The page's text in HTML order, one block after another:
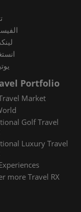
Portfolio
Market
Golf Travel
Luxury Travel
more Travel RX